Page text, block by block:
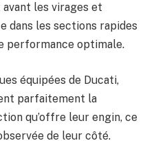
les virages et
dans les sections rapides
performance optimale.
équipées de Ducati,
parfaitement la
qu’offre leur engin, ce
de leur côté.